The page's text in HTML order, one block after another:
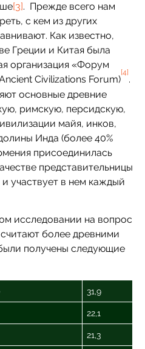
[3]. Прежде всего нам
с кем из других
Как известно,
Греции и Китая была
организация «Форум
Civilizations Forum)
[4]
.
основные древние
римскую, персидскую,
майя, инков,
Инда (более 40%
присоединилась
представительницы
участвует в нем каждый
исследовании на вопрос
более древними
получены следующие
31,9
22,1
21,3